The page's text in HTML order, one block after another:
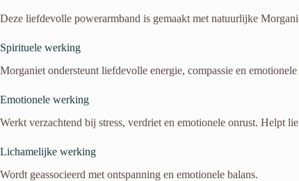
Deze liefdevolle powerarmband is gemaakt met natuurlijke
Spirituele werking
Morganiet ondersteunt liefdevolle energie, compassie en
Emotionele werking
Werkt verzachtend bij stress, verdriet en emotionele onrust. Helpt
Lichamelijke werking
Wordt geassocieerd met ontspanning en emotionele balans.